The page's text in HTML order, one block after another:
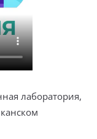
лаборатория,